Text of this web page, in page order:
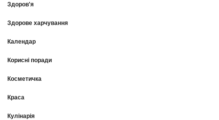
Здоров'я
Здорове харчування
Календар
Корисні поради
Косметичка
Краса
Кулінарія